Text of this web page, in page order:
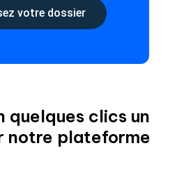
votre dossier
quelques clics un
notre plateforme